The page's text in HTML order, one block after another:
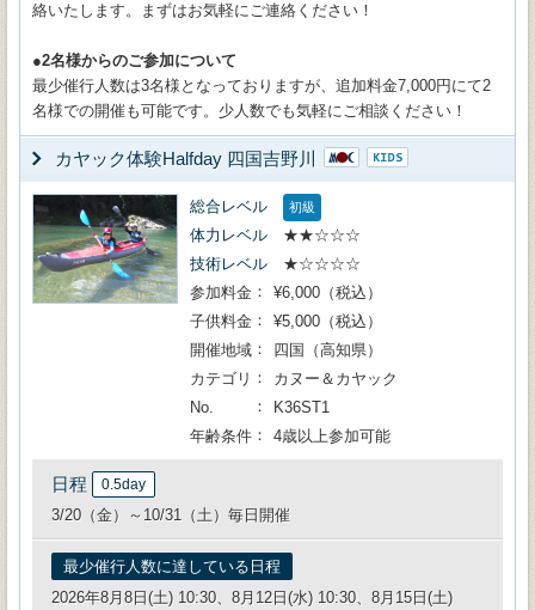
絡いたします。まずはお気軽にご連絡ください！
●2名様からのご参加について
最少催行人数は3名様となっておりますが、追加料金7,000円にて2
名様での開催も可能です。少人数でも気軽にご相談ください！
カヤック体験Halfday 四国吉野川
総合レベル 初級
体力レベル
★★☆☆☆
技術レベル
★☆☆☆☆
参加料金
¥6,000（税込）
子供料金
¥5,000（税込）
開催地域
四国（高知県）
カテゴリ
カヌー＆カヤック
No.
K36ST1
年齢条件
4歳以上参加可能
日程 0.5day
3/20（金）～10/31（土）毎日開催
最少催行人数に達している日程
2026年8月8日(土) 10:30、8月12日(水) 10:30、8月15日(土)